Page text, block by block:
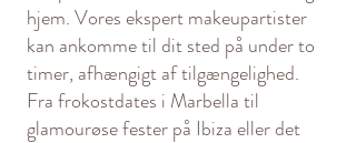
hjem. Vores ekspert makeupartister
kan ankomme til dit sted på under to
timer, afhængigt af tilgængelighed.
Fra frokostdates i Marbella til
glamourøse fester på Ibiza eller det